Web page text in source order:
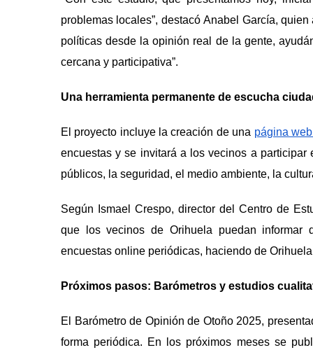
problemas locales”, destacóAnabel García, quien
pol íticas desde la opinión real de la gente, ayudá
cercana y participativa”.
Una herramienta permanente de escucha
El proyecto incluye la creación de una página
encuestas y se invitará a los vecinos a participar
públicos, la seguridad, el medio ambiente, la
Según Ismael Crespo, director del Centro de
que los vecinos de Orihuela puedan informar
encuestas online periódicas, haciendo de
Próximos pasos: Barómetros y estudios
El Barómetro de Opinión de Otoño 2025,
forma periódica. En los próximos meses se